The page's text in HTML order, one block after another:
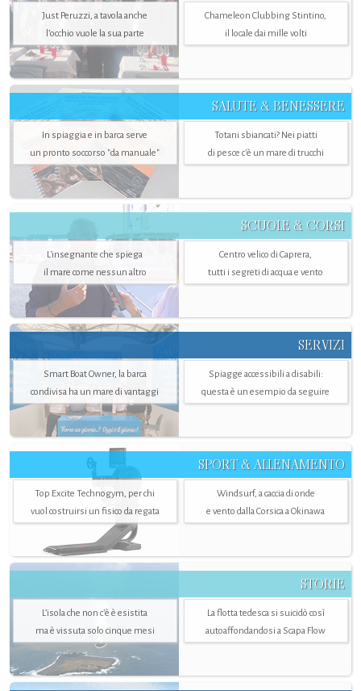
Just Peruzzi, a tavola anche
l’occhio vuole la sua parte
Chameleon Clubbing Stintino,
il locale dai mille volti
SALUTE & BENESSERE
In spiaggia e in barca serve
un pronto soccorso "da manuale"
Totani sbiancati? Nei piatti
di pesce c'è un mare di trucchi
SCUOLE & CORSI
L'insegnante che spiega
il mare come nessun altro
Centro velico di Caprera,
tutti i segreti di acqua e vento
SERVIZI
Smart Boat Owner, la barca
condivisa ha un mare di vantaggi
Spiagge accessibili a disabili:
questa è un esempio da seguire
SPORT & ALLENAMENTO
Top Excite Technogym, per chi
vuol costruirsi un fisico da regata
Windsurf, a caccia di onde
e vento dalla Corsica a Okinawa
STORIE
L’isola che non c'è è esistita
ma è vissuta solo cinque mesi
La flotta tedesca si suicidò così
autoaffondandosi a Scapa Flow